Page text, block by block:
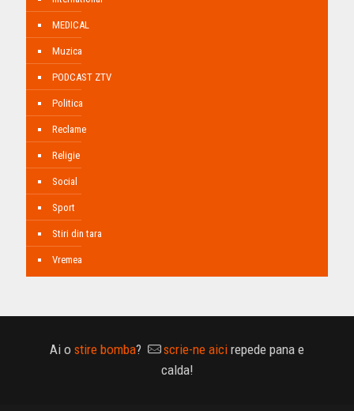
MEDICAL
Muzica
PODCAST ZTV
Politica
Reclame
Religie
Social
Sport
Stiri din tara
Vremea
Ai o stire bomba? scrie-ne aici repede pana e
calda!